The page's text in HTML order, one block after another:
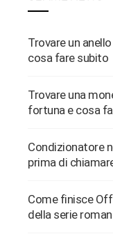
Trovare un
cosa fare subito
Trovare una
fortuna e cosa
Condizionatore
prima di
Come finisce
della serie